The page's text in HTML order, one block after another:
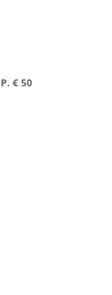
€ 50